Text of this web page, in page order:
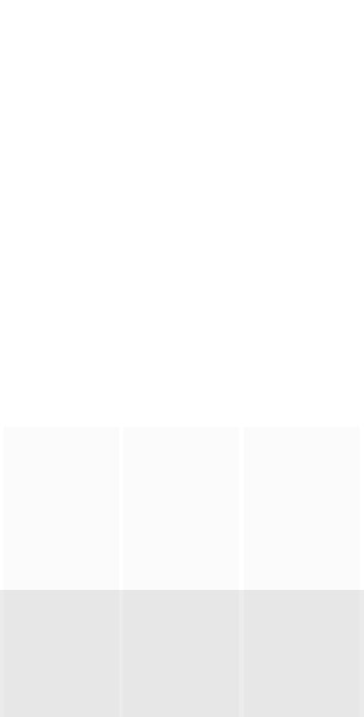
梦想，并走出了困住他
第十一届党代表、第十二届中华慈善奖最具爱心慈善楷模张
僻的小镇，在小镇里他
北京的27岁杭州姑娘杨晨，和她的小伙伴徒步尼